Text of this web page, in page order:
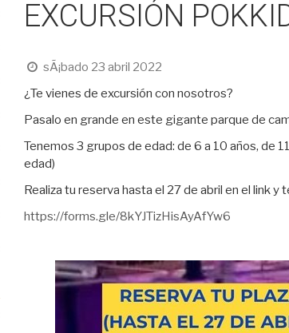
EXCURSIÓN
sÃ¡bado 23 abril 2022
¿Te vienes de excursión con nosotros?
Pasalo en grande en este gigante parque de
Tenemos 3 grupos de edad: de 6 a 10 años, de
edad)
Realiza tu reserva hasta el 27 de abril en el link y
https://forms.gle/8kYJTizHisAyAfYw6